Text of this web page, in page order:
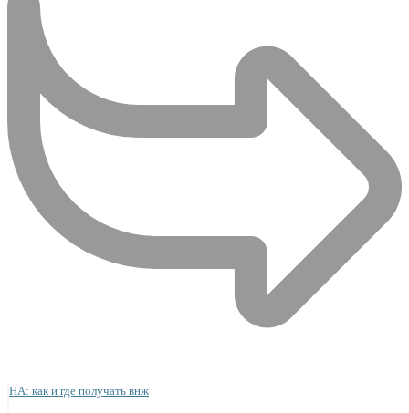
НА: как и где получать внж